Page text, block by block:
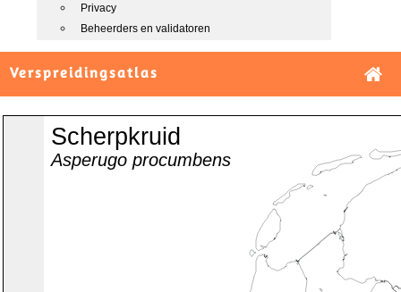
Privacy
Beheerders en validatoren
Verspreidingsatlas